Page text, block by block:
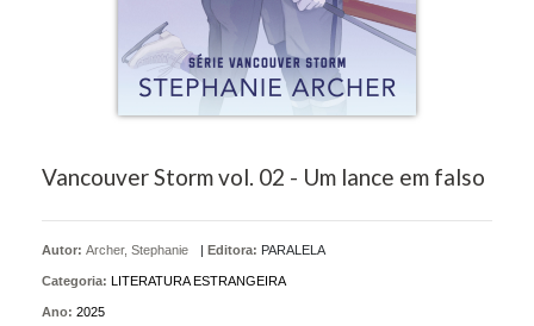
Vancouver Storm vol. 02 - Um lance em falso
Autor: Archer, Stephanie Editora: PARALELA
Categoria: LITERATURA ESTRANGEIRA
Ano: 2025